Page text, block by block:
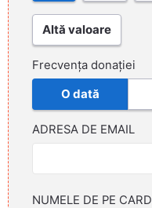
Altă valoare
Frecvența donației
O dată
ADRESA DE EMAIL
NUMELE DE PE CARD